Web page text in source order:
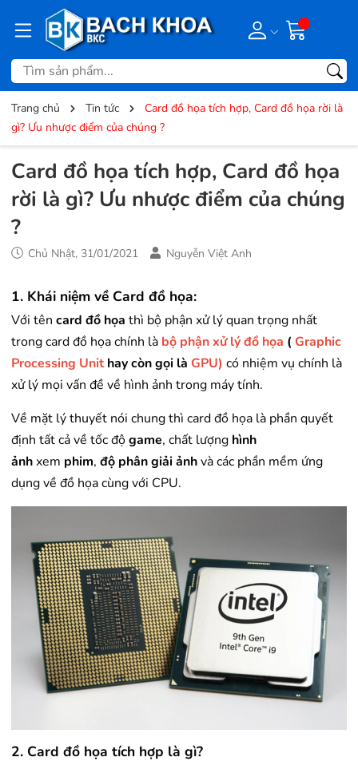
Trang chủ Tin tức
Card đồ họa tích hợp, Card đồ họa rời là
gì? Ưu nhược điểm của chúng ?
Card đồ họa tích hợp, Card đồ họa
rời là gì? Ưu nhược điểm của chúng
?
Chủ Nhật, 31/01/2021 Nguyễn Việt Anh
1. Khái niệm về Card đồ họa:
Với tên card đồ họa thì bộ phận xử lý quan trọng nhất
trong card đồ họa chính là bộ phận xử lý đồ họa ( Graphic
Processing Unithay còn gọi là GPU) có nhiệm vụ chính là
xử lý mọi vấn đề về hình ảnh trong máy tính.
Về mặt lý thuyết nói chung thì card đồ họa là phần quyết
định tất cả về tốc độgame, chất lượng hình
ảnhxem phim, độ phân giải ảnhvà các phần mềm ứng
dụng về đồ họa cùng với CPU.
2. Card đồ họa tích hợp là gì?